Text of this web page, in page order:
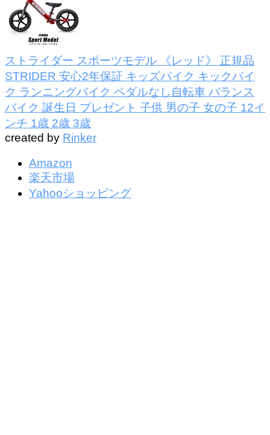
ストライダー スポーツモデル 《レッド》 正規品
STRIDER 安心2年保証 キッズバイク キックバイ
ク ランニングバイク ペダルなし自転車 バランス
バイク 誕生日 プレゼント 子供 男の子 女の子 12イ
ンチ 1歳 2歳 3歳
created by Rinker
Amazon
楽天市場
Yahooショッピング